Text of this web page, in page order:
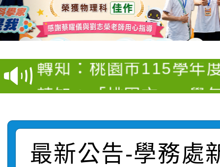
【甄選結果(第4招)】
學年度第1學期第9次代
結果(第4招)
【甄選結果(第12招)】
學年度第1學期第7次代
結果(第12招)
轉知：桃園市115學年
賽及師生本土語及新住
賽實施要點
轉知：「桃園市115學
比賽實施要點」
轉知：「115年金融知
動辦法」
轉知臺中市政府政風處
最新公告-學務處